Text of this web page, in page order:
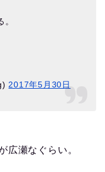
2017年5月30日
広瀬なぐらい。